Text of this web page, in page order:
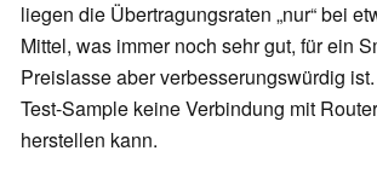
liegen die Übertragungsraten „nur“ bei
Mittel, was immer noch sehr gut, für ein
Preislasse aber verbesserungswürdig
Test-Sample keine Verbindung mit
herstellen kann.